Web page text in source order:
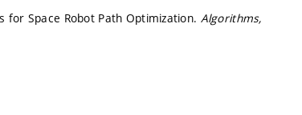
for Space Robot Path Optimization. Algorithms,